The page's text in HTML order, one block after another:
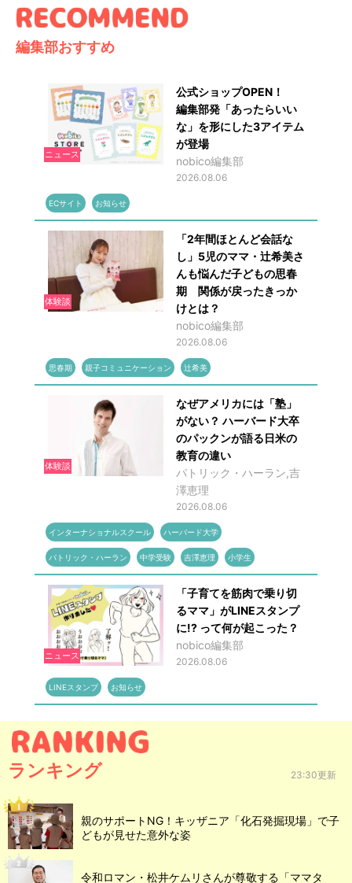
編集部おすすめ
ニュース
公式ショップOPEN！
編集部発「あったらいい
な」を形にした3アイテム
が登場
nobico編集部
2026.08.06
ECサイト お知らせ
体験談
「2年間ほとんど会話な
し」5児のママ・辻希美さ
んも悩んだ子どもの思春
期 関係が戻ったきっか
けとは？
nobico編集部
2026.08.06
思春期 親子コミュニケーション 辻希美
体験談
なぜアメリカには「塾」
がない？ ハーバード大卒
のパックンが語る日米の
教育の違い
パトリック・ハーラン,吉
澤恵理
2026.08.06
インターナショナルスクール ハーバード大学
パトリック・ハーラン 中学受験 吉澤恵理 小学生
ニュース
「子育てを筋肉で乗り切
るママ」がLINEスタンプ
に!? って何が起こった？
nobico編集部
2026.08.06
LINEスタンプ お知らせ
ランキング 23:30更新
親のサポートNG！キッザニア「化石発掘現場」で子
どもが見せた意外な姿
令和ロマン・松井ケムリさんが尊敬する「ママタ